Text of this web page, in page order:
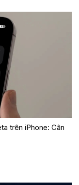
trên iPhone: Cân